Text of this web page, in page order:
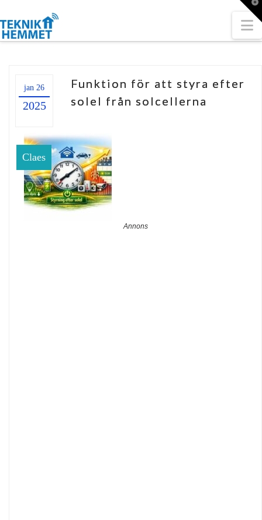
jan 26
2025
Funktion för att styra efter
solel från solcellerna
Claes